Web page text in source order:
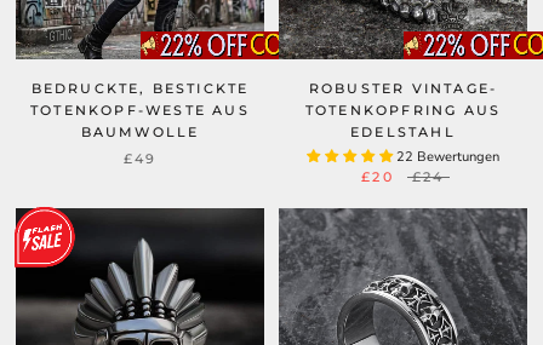
BEDRUCKTE, BESTICKTE
TOTENKOPF-WESTE AUS
BAUMWOLLE
£49
ROBUSTER VINTAGE-
TOTENKOPFRING AUS
EDELSTAHL
22 Bewertungen
£20 £24